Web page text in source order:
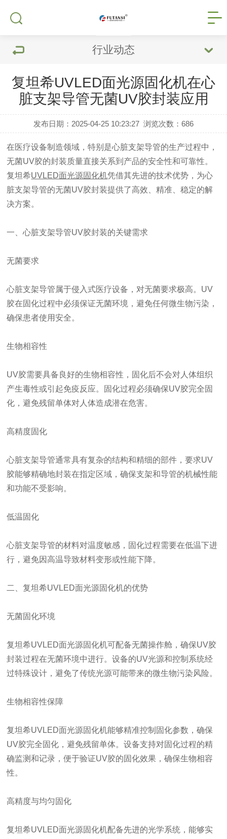
行业动态
复坦希UVLED面光源固化机在心
脏支架导管无菌UV胶封装应用
发布日期：2025-04-25 10:23:27 浏览次数：686
在医疗设备制造领域，特别是心脏支架导管的生产过程中，
无菌UV胶的封装质量直接关系到产品的安全性和可靠性。
复坦希UVLED面光源固化机凭借其先进的技术优势，为心
脏支架导管的无菌UV胶封装提供了高效、精准、稳定的解
决方案。
一、心脏支架导管UV胶封装的关键需求
无菌要求
心脏支架导管属于侵入式医疗设备，对无菌要求极高。UV
胶在固化过程中必须保证无菌环境，避免任何微生物污染，
确保患者使用安全。
生物相容性
UV胶需要具备良好的生物相容性，固化后不会对人体组织
产生毒性或引起免疫反应。固化过程必须确保UV胶完全固
化，避免残留单体对人体造成潜在危害。
高精度固化
心脏支架导管通常具有复杂的结构和精细的部件，要求UV
胶能够精确地封装在指定区域，确保支架和导管的机械性能
和功能不受影响。
低温固化
心脏支架导管的材料对温度敏感，固化过程需要在低温下进
行，避免因高温导致材料变形或性能下降。
二、复坦希UVLED面光源固化机的优势
无菌固化环境
复坦希UVLED面光源固化机可配备无菌操作舱，确保UV胶
封装过程在无菌环境中进行。设备的UV光源和控制系统经
过特殊设计，避免了传统光源可能带来的微生物污染风险。
生物相容性保障
复坦希UVLED面光源固化机能够精准控制固化参数，确保
UV胶完全固化，避免残留单体。设备支持对固化过程的精
确监测和记录，便于验证UV胶的固化效果，确保生物相容
性。
高精度与均匀固化
复坦希UVLED面光源固化机配备先进的光学系统，能够实